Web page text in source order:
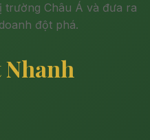
trường Châu Á và đưa ra
đột phá.